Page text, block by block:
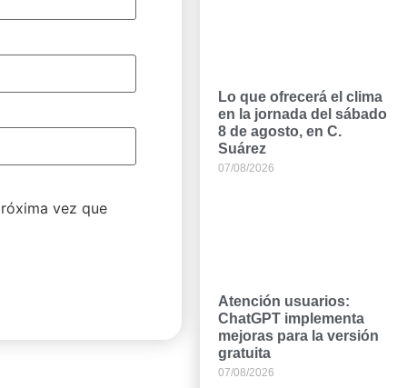
vez que
Lo que ofrecerá el clima
en la jornada del sábado
8 de agosto, en C.
Suárez
07/08/2026
Atención usuarios:
ChatGPT implementa
mejoras para la versión
gratuita
07/08/2026